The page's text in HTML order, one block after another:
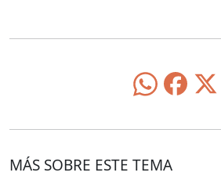
MÁS SOBRE ESTE TEMA